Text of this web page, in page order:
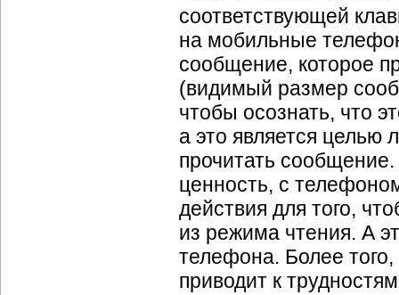
соответствующей
на мобильные
сообщение, которое
(видимый размер
чтобы осознать, что
а это является целью
прочитать сообщение.
ценность, с
действия для того,
из режима чтения. А
телефона. Более
приводит к